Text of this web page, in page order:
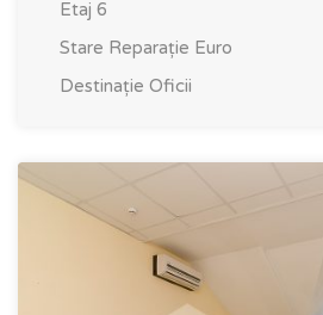
Etaj 6
Stare Reparație Euro
Destinație Oficii